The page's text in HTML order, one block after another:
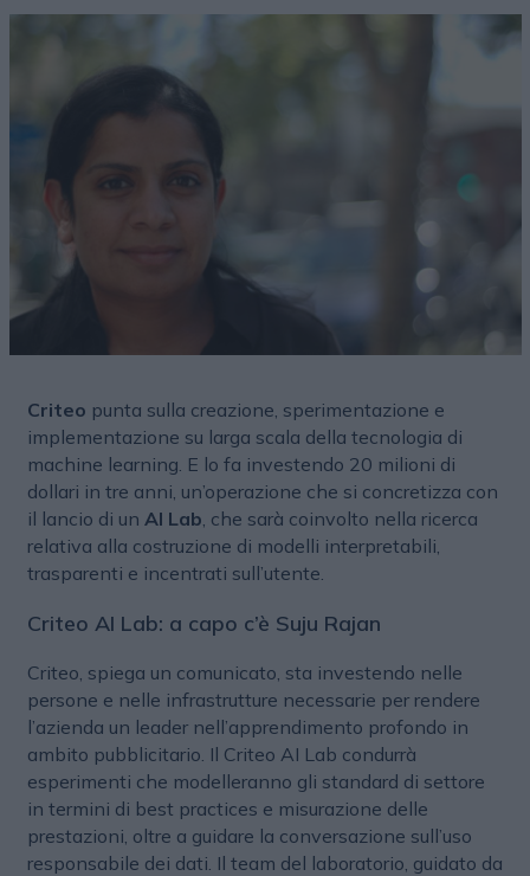
Criteo punta sulla creazione, sperimentazione e
implementazione su larga scala della tecnologia di
machine learning. E lo fa investendo 20 milioni di
dollari in tre anni, un’operazione che si concretizza con
il lancio di un AI Lab , che sarà coinvolto nella ricerca
relativa alla costruzione di modelli interpretabili,
trasparenti e incentrati sull’utente.
Criteo AI Lab: a capo c’è Suju Rajan
Criteo, spiega un comunicato, sta investendo nelle
persone e nelle infrastrutture necessarie per rendere
l’azienda un leader nell’apprendimento profondo in
ambito pubblicitario. Il Criteo AI Lab condurrà
esperimenti che modelleranno gli standard di settore
in termini di best practices e misurazione delle
prestazioni, oltre a guidare la conversazione sull’uso
responsabile dei dati. Il team del laboratorio, guidato da